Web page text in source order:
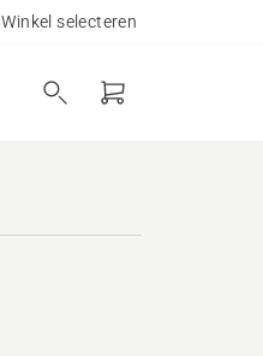
Winkel selecteren